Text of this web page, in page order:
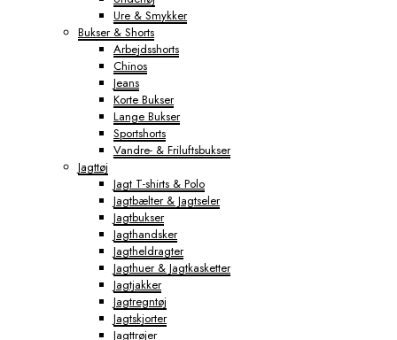
Ure & Smykker
Bukser & Shorts
Arbejdsshorts
Chinos
Jeans
Korte Bukser
Lange Bukser
Sportshorts
Vandre- & Friluftsbukser
Jagttøj
Jagt T-shirts & Polo
Jagtbælter & Jagtseler
Jagtbukser
Jagthandsker
Jagtheldragter
Jagthuer & Jagtkasketter
Jagtjakker
Jagtregntøj
Jagtskjorter
Jagttrøjer